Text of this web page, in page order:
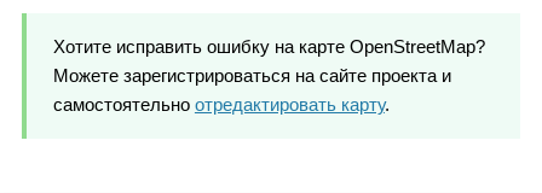
Хотите исправить ошибку на карте OpenStreetMap?
Можете зарегистрироваться на сайте проекта и
самостоятельно отредактировать карту.